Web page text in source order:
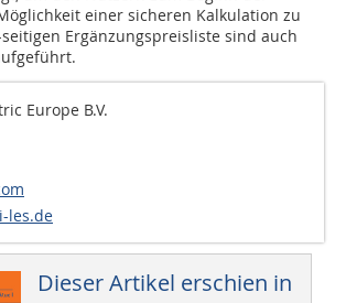
einer sicheren Kalkulation zu
Ergänzungspreisliste sind auch
Europe B.V.
les.de
Dieser Artikel erschien in